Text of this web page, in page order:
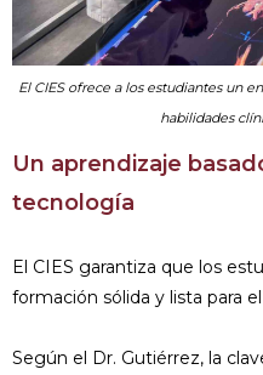
El CIES ofrece a los estudiantes un
habilidades
Un aprendizaje
tecnología
El CIES garantiza que los
formación sólida y lista para
Según el Dr. Gutiérrez, la